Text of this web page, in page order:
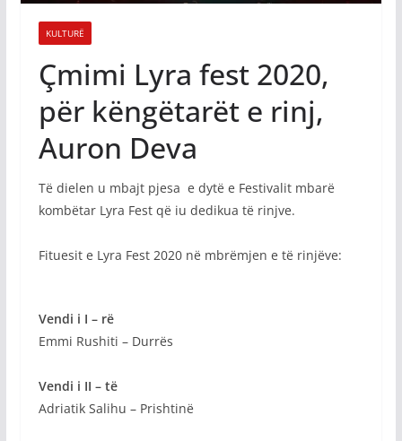
KULTURË
Çmimi Lyra fest 2020,
për këngëtarët e rinj,
Auron Deva
Të dielen u mbajt pjesa e dytë e Festivalit mbarë
kombëtar Lyra Fest që iu dedikua të rinjve.
Fituesit e Lyra Fest 2020 në mbrëmjen e të rinjëve:
Vendi i I – rë
Emmi Rushiti – Durrës
Vendi i II – të
Adriatik Salihu – Prishtinë